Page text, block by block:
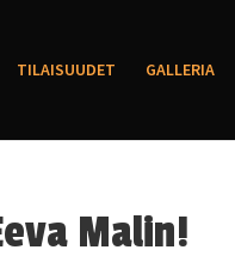
TILAISUUDET GALLERIA
Malin!